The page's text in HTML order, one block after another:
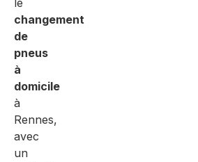
le
changement
de
pneus
à
domicile
à
Rennes,
avec
un